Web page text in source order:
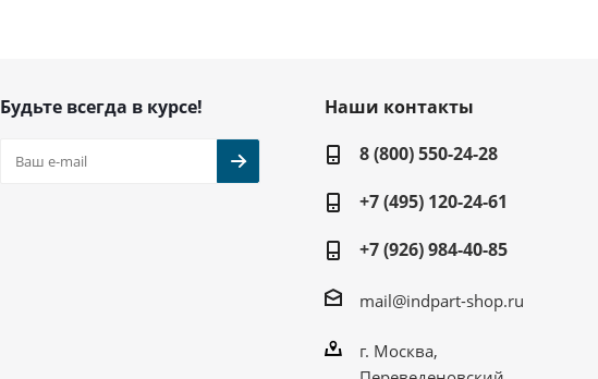
Будьте всегда в курсе!
Наши контакты
8 (800) 550-24-28
+7 (495) 120-24-61
+7 (926) 984-40-85
mail@indpart-shop.ru
г. Москва,